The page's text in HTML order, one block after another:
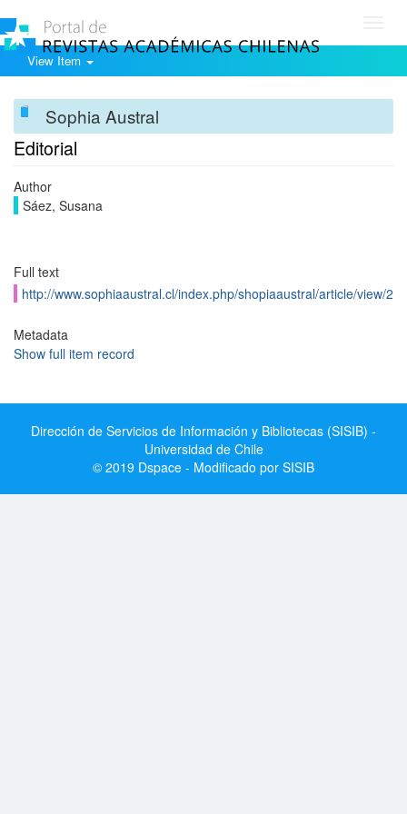
View Item
Sophia Austral
Editorial
Author
Sáez, Susana
Full text
http://www.sophiaaustral.cl/index.php/shopiaaustral/article/view/2
Metadata
Show full item record
Dirección de Servicios de Información y Bibliotecas (SISIB) -
Universidad de Chile
© 2019 Dspace - Modificado por SISIB